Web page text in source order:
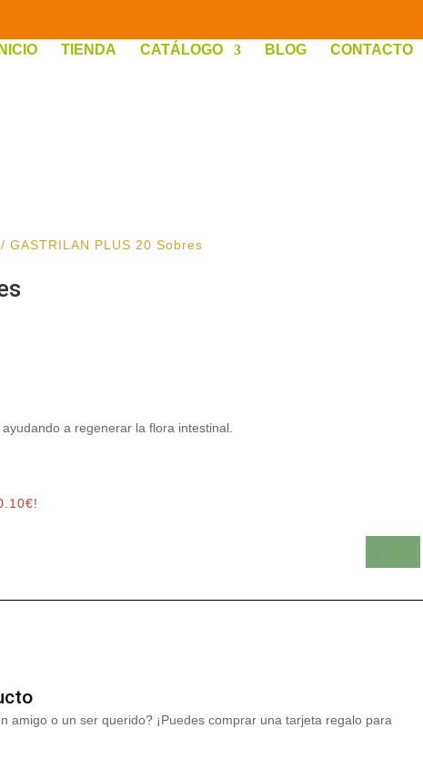
INICIO TIENDA CATÁLOGO BLOG CONTACTO
/ GASTRILAN PLUS 20 Sobres
a regenerar la flora intestinal.
€!
amigo o un ser querido? ¡Puedes comprar una tarjeta regalo para